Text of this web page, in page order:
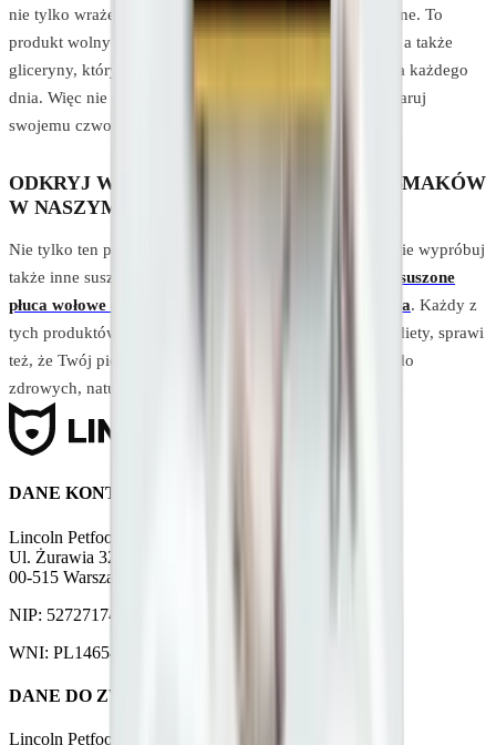
nie tylko wrażenia smakowe, ale także korzyści zdrowotne. To
produkt wolny od sztucznych dodatków, konserwantów, a także
gliceryny, który wspierać będzie zdrowie Twojego pupila każdego
dnia. Więc nie czekaj – dodaj do koszyka już teraz i podaruj
swojemu czworonogowi wyjątkową przyjemność!
ODKRYJ WIĘCEJ NATURALNYCH PRZYSMAKÓW
W NASZYM SKLEPIE
Nie tylko ten produkt istnieje w naszej ofercie. Koniecznie wypróbuj
także inne suszone przysmaki z wołowiny, na przykład:
suszone
płuca wołowe dla psa
suszone mięso wołowe dla psa. Każdy z
tych produktów może być znakomitym urozmaiceniem diety, sprawi
też, że Twój pies będzie pałał jeszcze większą sympatią do
zdrowych, naturalnych gryzaków.
DANE KONTAKTOWE
Lincoln Petfood Sp. z o.o.
Ul. Żurawia 32/34 lok. 201
00-515 Warszawa
NIP: 5272717424
WNI: PL14654316p
DANE DO ZWROTU
Lincoln Petfood Sp. z o.o.